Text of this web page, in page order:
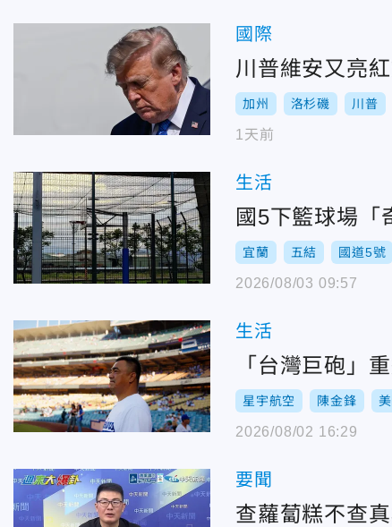
國際
川普維安又亮
加州 洛杉磯 川普
1天前
生活
國5下籃球場
宜蘭 五結 國道5號
2026/08/03 09:57
生活
「台灣巨砲」
星宇航空 陳金鋒
2026/08/02 16:29
要聞
查蘿蔔糕不查